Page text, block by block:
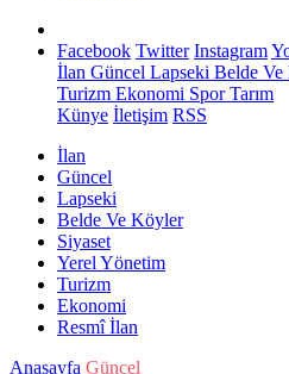
Facebook Twitter Instagram
İlan Güncel Lapseki Belde
Turizm Ekonomi SporTarım
Künye İletişim RSS
İlan
Güncel
Lapseki
Belde Ve Köyler
Siyaset
Yerel Yönetim
Turizm
Ekonomi
Resmî İlan
Anasayfa Güncel